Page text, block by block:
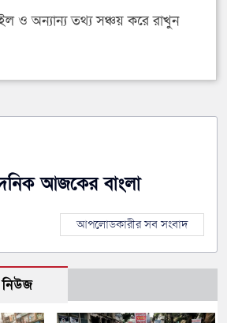
ও অন্যান্য তথ্য সঞ্চয় করে রাখুন
আজকের বাংলা
আপলোডকারীর সব সংবাদ